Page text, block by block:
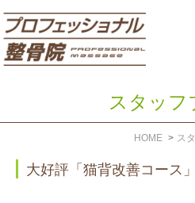
スタッフ
HOME ス
大好評「猫背改善コース